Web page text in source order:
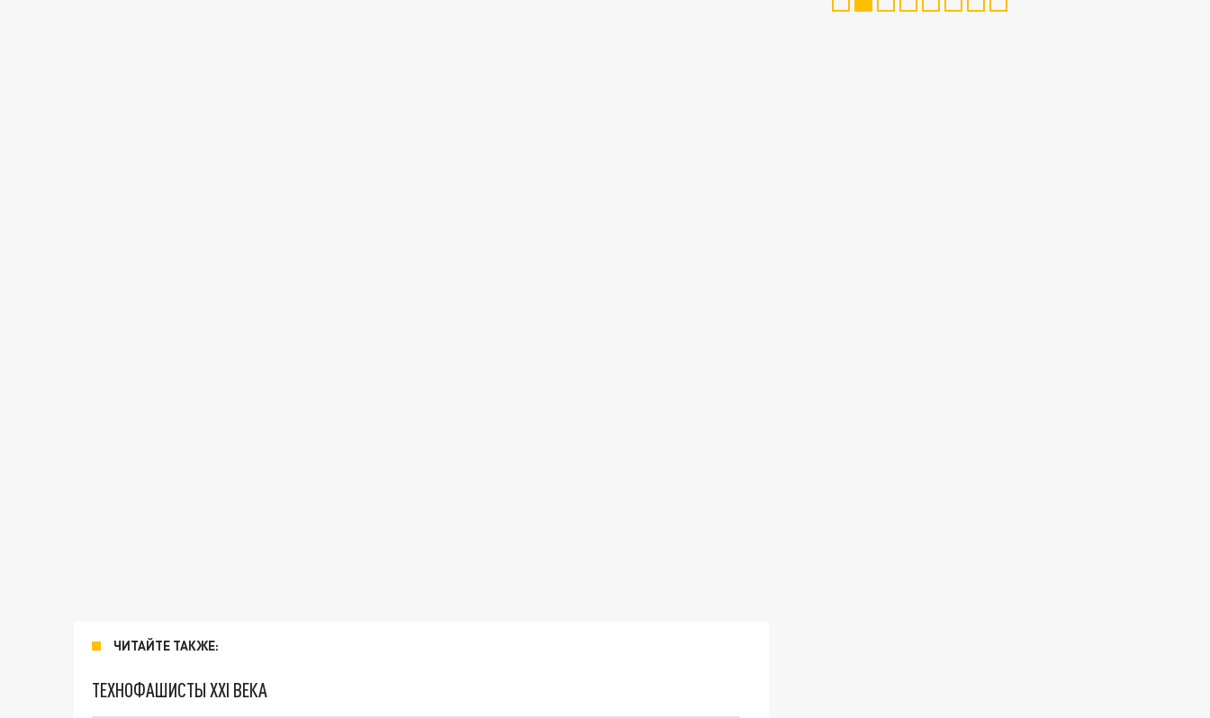
ЧИТАЙТЕ ТАКЖЕ:
ТЕХНОФАШИСТЫ XXI ВЕКА